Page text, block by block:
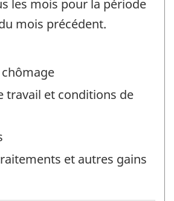
les mois pour la période
mois précédent.
travail et conditions de
et autres gains